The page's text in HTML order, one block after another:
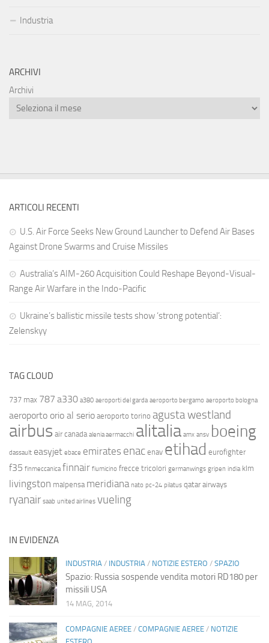
Industria
ARCHIVI
Archivi
ARTICOLI RECENTI
U.S. Air Force Seeks New Ground Launcher to Defend Air Bases
Against Drone Swarms and Cruise Missiles
Australia’s AIM-260 Acquisition Could Reshape Beyond-Visual-
Range Air Warfare in the Indo-Pacific
Ukraine’s ballistic missile tests show ‘strong potential’:
Zelenskyy
TAG CLOUD
737 max 787 a330 a380 aeroporti del garda aeroporto bergamo aeroporto bologna
aeroporto orio al serio aeroporto torino agusta westland
airbus air canada alenia aermacchi alitalia amx ansv boeing
dassault easyjet ebace emirates enac enav etihad eurofighter
f35 finmeccanica finnair fiumicino frecce tricolori germanwings gripen india klm
livingston malpensa meridiana nato pc-24 pilatus qatar airways
ryanair saab united airlines vueling
IN EVIDENZA
INDUSTRIA / INDUSTRIA / NOTIZIE ESTERO / SPAZIO
Spazio: Russia sospende vendita motori RD180 per
missili USA
14 MAG, 2014
COMPAGNIE AEREE / COMPAGNIE AEREE / NOTIZIE